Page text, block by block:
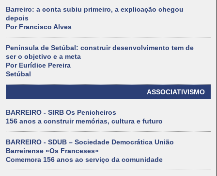
Barreiro: a conta subiu primeiro, a explicação chegou
depois
Por Francisco Alves
Península de Setúbal: construir desenvolvimento tem de
ser o objetivo e a meta
Por Eurídice Pereira
Setúbal
ASSOCIATIVISMO
BARREIRO - SIRB Os Penicheiros
156 anos a construir memórias, cultura e futuro
BARREIRO - SDUB – Sociedade Democrática União
Barreirense «Os Franceses»
Comemora 156 anos ao serviço da comunidade